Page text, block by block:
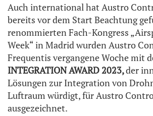
Auch international hat Austro
bereits vor dem Start Beachtung
renommierten Fach-Kongress
Week“ in Madrid wurden Austro
Frequentis vergangene Woche mit
INTEGRATION AWARD 2023,der
Lösungen zur Integration von
Luftraum würdigt, für Austro
ausgezeichnet.